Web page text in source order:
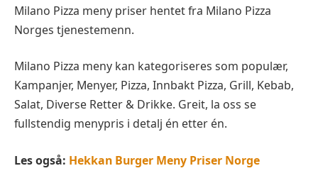
Milano Pizza meny priser hentet fra Milano Pizza
Norges tjenestemenn.
Milano Pizza meny kan kategoriseres som populær,
Kampanjer, Menyer, Pizza, Innbakt Pizza, Grill, Kebab,
Salat, Diverse Retter & Drikke. Greit, la oss se
fullstendig menypris i detalj én etter én.
Les også: Hekkan Burger Meny Priser Norge